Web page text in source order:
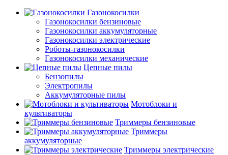
Газонокосилки
Газонокосилки бензиновые
Газонокосилки аккумуляторные
Газонокосилки электрические
Роботы-газонокосилки
Газонокосилки механические
Цепные пилы
Бензопилы
Электропилы
Аккумуляторные пилы
Мотоблоки и
культиваторы
Триммеры бензиновые
Триммеры
аккумуляторные
Триммеры электрические